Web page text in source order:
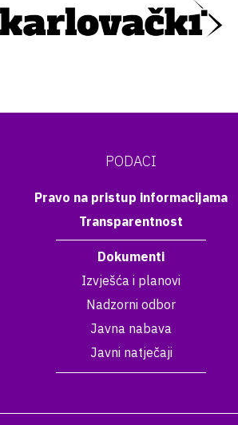
PODACI
Pravo na pristup informacijama
Transparentnost
Dokumenti
Izvješća i planovi
Nadzorni odbor
Javna nabava
Javni natječaji